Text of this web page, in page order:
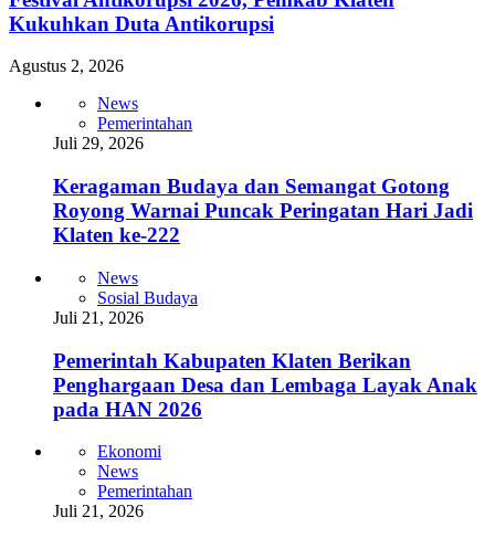
Kukuhkan Duta Antikorupsi
Agustus 2, 2026
News
Pemerintahan
Juli 29, 2026
Keragaman Budaya dan Semangat Gotong
Royong Warnai Puncak Peringatan Hari Jadi
Klaten ke-222
News
Sosial Budaya
Juli 21, 2026
Pemerintah Kabupaten Klaten Berikan
Penghargaan Desa dan Lembaga Layak Anak
pada HAN 2026
Ekonomi
News
Pemerintahan
Juli 21, 2026